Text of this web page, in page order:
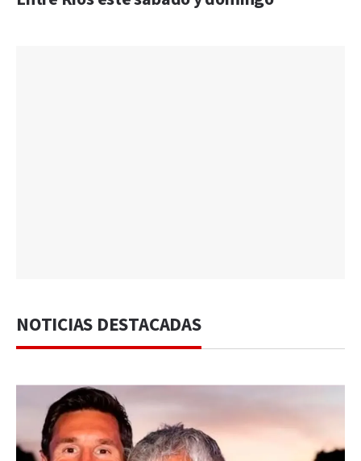
NOTICIAS DESTACADAS